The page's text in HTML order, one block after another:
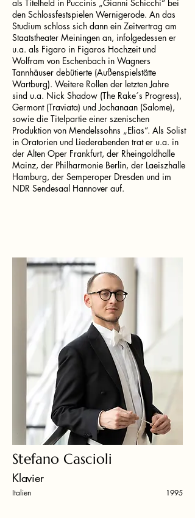
als Titelheld in Puccinis „Gianni Schicchi“ bei
den Schlossfestspielen Wernigerode. An das
Studium schloss sich dann ein Zeitvertrag am
Staatstheater Meiningen an, infolgedessen er
u.a. als Figaro in Figaros Hochzeit und
Wolfram von Eschenbach in Wagners
Tannhäuser debütierte (Außenspielstätte
Wartburg). Weitere Rollen der letzten Jahre
sind u.a. Nick Shadow (The Rake´s Progress),
Germont (Traviata) und Jochanaan (Salome),
sowie die Titelpartie einer szenischen
Produktion von Mendelssohns „Elias“. Als Solist
in Oratorien und Liederabenden trat er u.a. in
der Alten Oper Frankfurt, der Rheingoldhalle
Mainz, der Philharmonie Berlin, der Laeiszhalle
Hamburg, der Semperoper Dresden und im
NDR Sendesaal Hannover auf.
Stefano Cascioli
Klavier
Italien 1995